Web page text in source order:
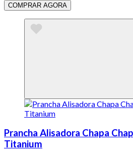
COMPRAR AGORA
Prancha Alisadora Chapa
Titanium